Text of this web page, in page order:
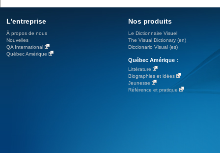
L'entreprise
À propos de nous
Nouvelles
QA International
Québec Amérique
Nos produits
Le Dictionnaire Visuel
The Visual Dictionary (en)
Diccionario Visual (es)
Québec Amérique :
Littérature
Biographies et idées
Jeunesse
Référence et pratique